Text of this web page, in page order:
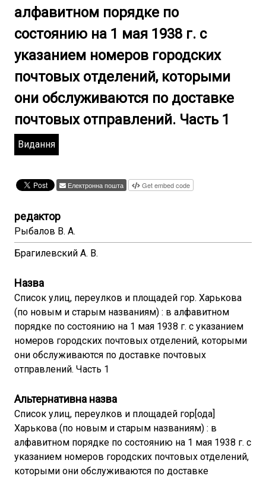
алфавитном порядке по
состоянию на 1 мая 1938 г. с
указанием номеров городских
почтовых отделений, которыми
они обслуживаются по доставке
почтовых отправлений. Часть 1
Видання
Електронна пошта Get embed code
редактор
Рыбалов В. А.
Брагилевский А. В.
Назва
Список улиц, переулков и площадей гор. Харькова
(по новым и старым названиям) : в алфавитном
порядке по состоянию на 1 мая 1938 г. с указанием
номеров городских почтовых отделений, которыми
они обслуживаются по доставке почтовых
отправлений. Часть 1
Альтернативна назва
Список улиц, переулков и площадей гор[ода]
Харькова (по новым и старым названиям) : в
алфавитном порядке по состоянию на 1 мая 1938 г. с
указанием номеров городских почтовых отделений,
которыми они обслуживаются по доставке